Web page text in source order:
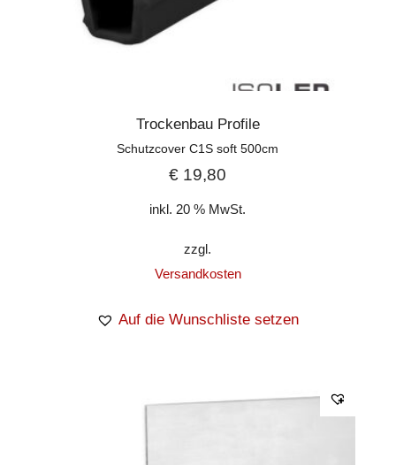
Trockenbau Profile
Schutzcover C1S soft 500cm
€ 19,80
inkl. 20 % MwSt.
zzgl.
Versandkosten
Auf die Wunschliste setzen